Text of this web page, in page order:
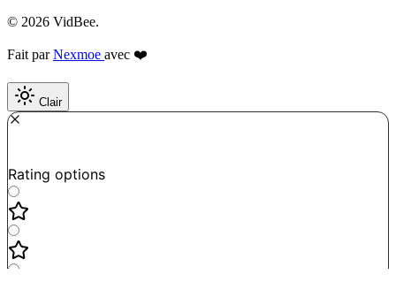
© 2026 VidBee.
Fait parNexmoe avec ❤️
Clair
Rating options